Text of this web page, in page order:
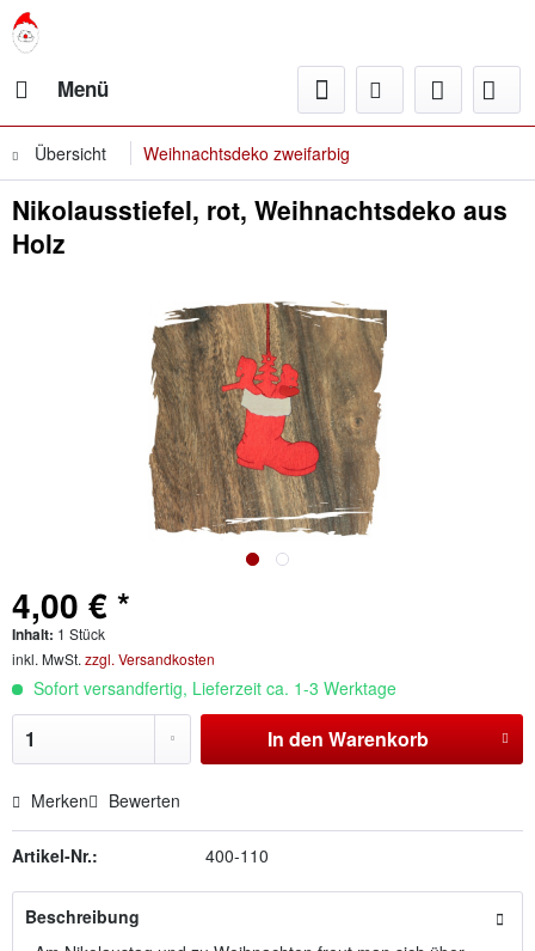
Menü
Übersicht Weihnachtsdeko zweifarbig
Nikolausstiefel, rot, Weihnachtsdeko aus
Holz
4,00 € *
Inhalt: 1 Stück
inkl. MwSt. zzgl. Versandkosten
Sofort versandfertig, Lieferzeit ca. 1-3 Werktage
In den Warenkorb
Merken Bewerten
Artikel-Nr.: 400-110
Beschreibung